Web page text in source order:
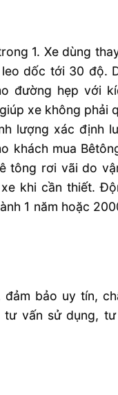
1. Xe dùng
dốc tới 30 độ.
đường hẹp với
xe không phải
lượng xác định
khách mua
tông rơi vãi do
khi cần thiết.
1 năm hoặc
bảo uy tín,
vấn sử dụng,